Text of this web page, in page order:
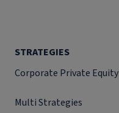
STRATEGIES
Corporate Private Equity
Multi Strategies